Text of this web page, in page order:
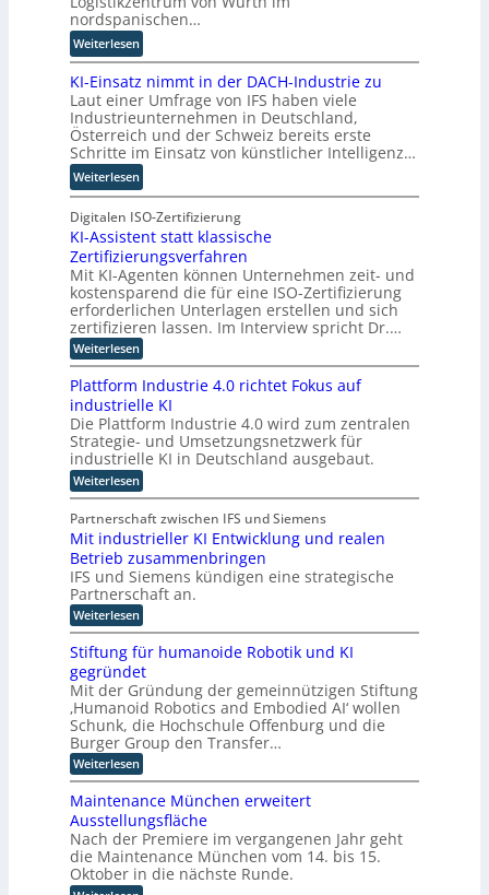
e
l
l
e
r
n
n
g
e
n
e
u
W
a
g
-
C
E
O
i
l
l
i
n
g
f
ü
r
T
t
o
r
t
e
nordspanischen…
Weiterlesen:
M
i
t
Q
u
a
n
t
e
n
c
o
m
p
u
t
n
g
u
n
d
k
ü
n
s
t
l
i
c
h
e
r
I
n
t
e
l
i
g
e
n
KI-Einsatz nimmt in der DACH-Industrie zu
Laut einer Umfrage von IFS haben viele
Industrieunternehmen in Deutschland,
Österreich und der Schweiz bereits erste
Schritte im Einsatz von künstlicher Intelligenz…
Weiterlesen:
K
I
-
E
i
n
s
a
t
z
n
i
m
m
t
i
e
r
D
A
C
H
-
I
n
d
u
s
t
r
i
e
z
u
Digitalen ISO-Zertifizierung
KI-Assistent statt klassische
Zertifizierungsverfahren
Mit KI-Agenten können Unternehmen zeit- und
kostensparend die für eine ISO-Zertifizierung
erforderlichen Unterlagen erstellen und sich
zertifizieren lassen. Im Interview spricht Dr.…
Weiterlesen:
K
A
s
s
i
s
t
e
n
t
s
t
a
t
t
k
l
a
s
s
i
s
c
h
e
Z
r
t
f
i
z
Plattform Industrie 4.0 richtet Fokus auf
industrielle KI
Die Plattform Industrie 4.0 wird zum zentralen
Strategie- und Umsetzungsnetzwerk für
industrielle KI in Deutschland ausgebaut.
Weiterlesen:
P
a
t
t
f
o
r
m
I
n
d
u
s
t
r
i
e
4
.
0
r
i
c
h
t
Partnerschaft zwischen IFS und Siemens
Mit industrieller KI Entwicklung und realen
Betrieb zusammenbringen
IFS und Siemens kündigen eine strategische
Partnerschaft an.
Weiterlesen:
M
i
t
i
n
d
u
s
t
r
i
e
l
e
r
K
I
Stiftung für humanoide Robotik und KI
gegründet
Mit der Gründung der gemeinnützigen Stiftung
‚Humanoid Robotics and Embodied AI‘ wollen
Schunk, die Hochschule Offenburg und die
Burger Group den Transfer…
Weiterlesen:
S
i
f
u
n
g
Maintenance München erweitert
Ausstellungsfläche
Nach der Premiere im vergangenen Jahr geht
die Maintenance München vom 14. bis 15.
Oktober in die nächste Runde.